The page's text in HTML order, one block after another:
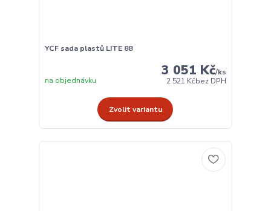
YCF sada plastů LITE 88
3 051 Kč/ks
2 521 Kčbez DPH
na objednávku
Zvolit variantu